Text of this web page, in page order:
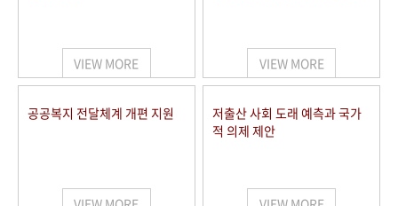
VIEW MORE VIEW MORE
공공복지 전달체계 개편 지원
저출산 사회 도래 예측과 국가
적 의제 제안